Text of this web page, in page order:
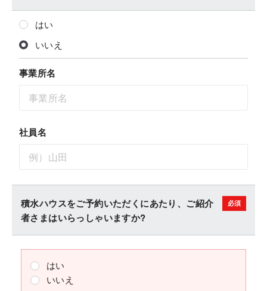
はい
いいえ
事業所名
社員名
積水ハウスをご予約いただくにあたり、ご紹介
者さまはいらっしゃいますか?
はい
いいえ